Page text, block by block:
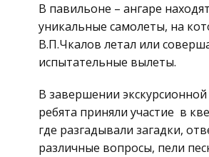
В павильоне – ангаре
уникальные самолеты, на
В.П.Чкалов летал или
испытательные вылеты.
В завершении
ребята приняли участие в
где разгадывали загадки,
различные вопросы, пели